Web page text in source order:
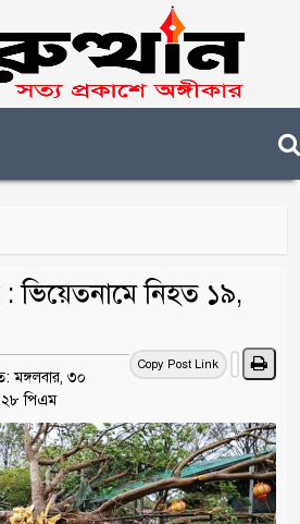
ভিয়েতনামে নিহত ১৯,
Copy Post Link
মঙ্গলবার, ৩০
পিএম